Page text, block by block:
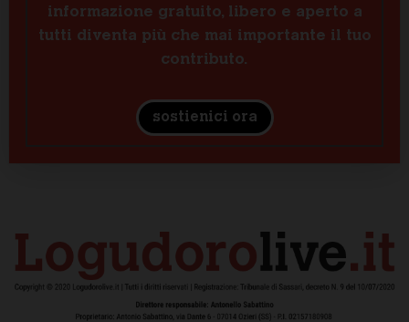
informazione gratuito, libero e aperto a
tutti diventa più che mai importante il tuo
contributo.
sostienici ora